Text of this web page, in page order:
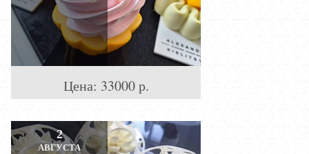
Цена: 33000 р.
2
АВГУСТА